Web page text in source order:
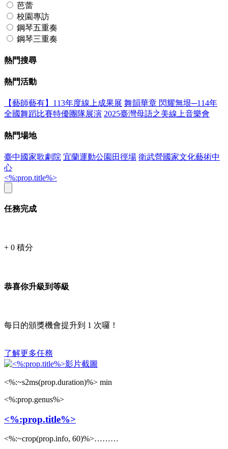
芭蕾
校園專訪
鋼琴五重奏
鋼琴三重奏
熱門搜尋
熱門活動
【藝師藝有】113年度線上成果展 舞韻華章 閃耀無垠─114年
全國舞蹈比賽特優團隊展演 2025臺灣母語之美線上音樂會
熱門場地
臺中國家歌劇院 宜蘭運動公園田徑場 衛武營國家文化藝術中
心
<%:prop.title%>
任務完成
+ 0 積分
恭喜你升級到等級
每日的頒獎機會提升到 1 次囉！
了解更多任務
<%:~s2ms(prop.duration)%> min
<%:prop.genus%>
<%:prop.title%>
<%:~crop(prop.info, 60)%>………